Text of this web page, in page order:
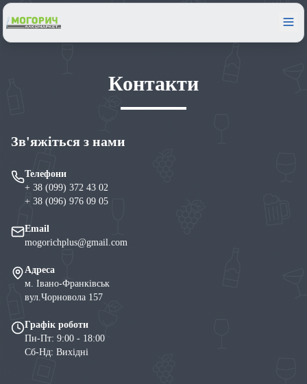
Контакти
Зв'яжіться з нами
Телефони
+ 38 (099) 372 43 02
+ 38 (096) 976 09 05
Email
mogorichplus@gmail.com
Адреса
м. Івано-Франківськ
вул.Чорновола 157
Графік роботи
Пн-Пт: 9:00 - 18:00
Сб-Нд: Вихідні